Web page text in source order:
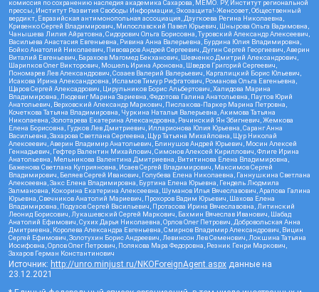
комиссия по сохранению наследия академика Сахарова, МЕМО. РУ, Институт региональной
прессы, Институт Развития Свободы Информации, Экозащита!-Женсовет, Общественный
вердикт, Евразийская антимонопольная ассоциация, Дзугкоева Регина Николаевна,
Кривенко Сергей Владимирович, Милославский Павел Юрьевич, Шнырова Ольга Вадимовна,
Чанышева Лилия Айратовна, Сидорович Ольга Борисовна, Туровский Александр Алексеевич,
Васильева Анастасия Евгеньевна, Ривина Анна Валерьевна, Бурдина Юлия Владимировна,
Бойко Анатолий Николаевич, Пивоваров Андрей Сергеевич, Дугин Сергей Георгиевич, Аверин
Виталий Евгеньевич, Барахоев Магомед Бекханович, Шевченко Дмитрий Александрович,
Шарипков Олег Викторович, Мошель Ирина Ароновна, Шведов Григорий Сергеевич,
Пономарев Лев Александрович, Созаев Валерий Валерьевич, Каргалицкий Борис Юльевич,
Исакова Ирина Александровна, Исламов Тимур Рифгатович, Романова Ольга Евгеньевна,
Щаров Сергей Алексадрович, Цирульников Борис Альбертович, Халидова Марина
Владимировна, Людевиг Марина Зариевна, Федотова Галина Анатольевна, Паутов Юрий
Анатольевич, Верховский Александр Маркович, Пислакова-Паркер Марина Петровна,
Кочеткова Татьяна Владимировна, Чуркина Наталья Валерьевна, Акимова Татьяна
Николаевна, Золотарева Екатерина Александровна, Рачинский Ян Збигневич, Жемкова
Елена Борисовна, Гудков Лев Дмитриевич, Илларионова Юлия Юрьевна, Саранг Анна
Васильевна, Захарова Светлана Сергеевна, Щур Татьяна Михайловна, Щур Николай
Алексеевич, Аверин Владимир Анатольевич, Блинушов Андрей Юрьевич, Мосин Алексей
Геннадьевич, Гефтер Валентин Михайлович, Симонов Алексей Кириллович, Флиге Ирина
Анатольевна, Мельникова Валентина Дмитриевна, Вититинова Елена Владимировна,
Баженова Светлана Куприяновна, Исаев Сергей Владимирович, Максимов Сергей
Владимирович, Беляев Сергей Иванович, Голубева Елена Николаевна, Ганнушкина Светлана
Алексеевна, Закс Елена Владимировна, Буртина Елена Юрьевна, Гендель Людмила
Залмановна, Кокорина Екатерина Алексеевна, Шуманов Илья Вячеславович, Арапова Галина
Юрьевна, Свечников Анатолий Мариевич, Прохоров Вадим Юрьевич, Шахова Елена
Владимировна, Подузов Сергей Васильевич, Протасова Ирина Вячеславовна, Литинский
Леонид Борисович, Лукашевский Сергей Маркович, Бахмин Вячеслав Иванович, Шабад
Анатолий Ефимович, Сухих Дарья Николаевна, Орлов Олег Петрович, Добровольская Анна
Дмитриевна, Королева Александра Евгеньевна, Смирнов Владимир Александрович, Вицин
Сергей Ефимович, Золотухин Борис Андреевич, Левинсон Лев Семенович, Локшина Татьяна
Иосифовна, Орлов Олег Петрович, Полякова Мара Федоровна, Резник Генри Маркович,
Захаров Герман Константинович
Источник: http://unro.minjust.ru/NKOForeignAgent.aspx данные на
23.12.2021